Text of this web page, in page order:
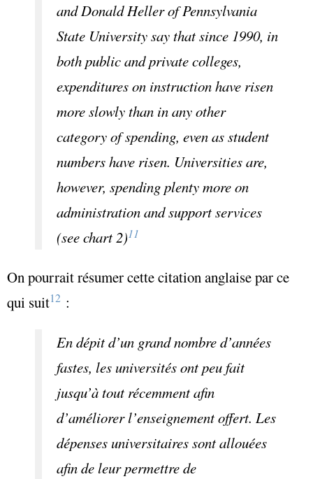
and Donald Heller of Pennsylvania
State University say that since 1990, in
both public and private colleges,
expenditures on instruction have risen
more slowly than in any other
category of spending, even as student
numbers have risen. Universities are,
however, spending plenty more on
administration and support services
(see chart 2)11
On pourrait résumer cette citation anglaise par ce
qui suit12 :
En dépit d’un grand nombre d’années
fastes, les universités ont peu fait
jusqu’à tout récemment afin
d’améliorer l’enseignement offert. Les
dépenses universitaires sont allouées
afin de leur permettre de